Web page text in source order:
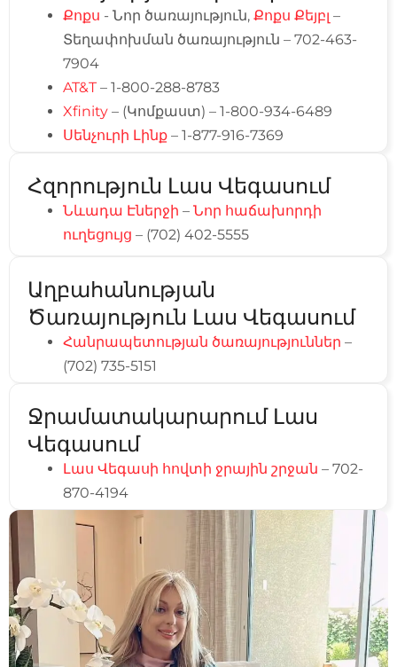
Քոքս - Նոր ծառայություն, Քոքս Քեյբլ –
Տեղափոխման ծառայություն – 702-463-
7904
AT&T – 1-800-288-8783
Xfinity – (Կոմքաստ) – 1-800-934-6489
Սենչուրի Լինք – 1-877-916-7369
Հզորություն Լաս Վեգասում
Նևադա Էներջի – Նոր հաճախորդի
ուղեցույց – (702) 402-5555
Աղբահանության
Ծառայություն Լաս Վեգասում
Հանրապետության ծառայություններ –
(702) 735-5151
Ջրամատակարարում Լաս
Վեգասում
Լաս Վեգասի հովտի ջրային շրջան – 702-
870-4194